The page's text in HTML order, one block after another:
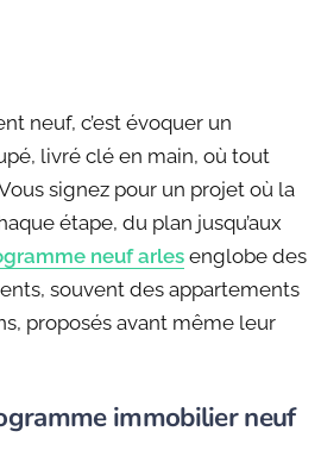
neuf, c’est évoquer un
livré clé en main, où tout
signez pour un projet où la
étape, du plan jusqu’aux
neuf arles englobe des
souvent des appartements
proposés avant même leur
immobilier neuf